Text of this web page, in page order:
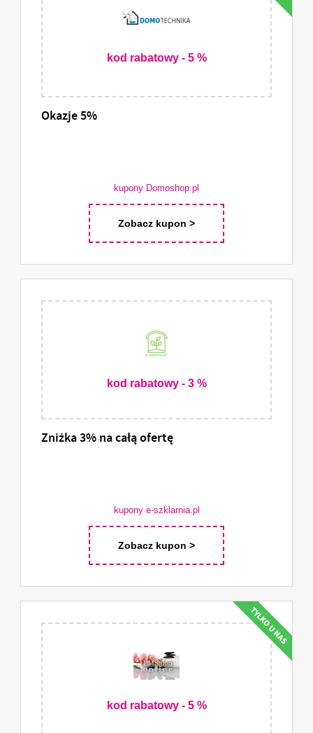
kod rabatowy - 5 %
Okazje 5%
kupony Domoshop.pl
Zobacz kupon >
kod rabatowy - 3 %
Zniżka 3% na całą ofertę
kupony e-szklarnia.pl
Zobacz kupon >
kod rabatowy - 5 %